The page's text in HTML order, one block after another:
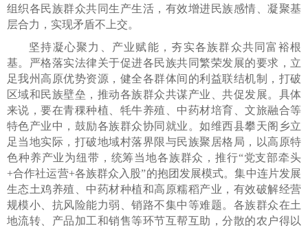
组织各民族群众共同生产生活，有效增进民族感情、凝聚基
层合力，实现矛盾不上交。
坚持凝心聚力、产业赋能，夯实各族群众共同富裕根
基。严格落实法律关于促进各民族共同繁荣发展的要求，立
足我州高原优势资源，健全各群体间的利益联结机制，打破
区域和民族壁垒，推动各族群众共谋产业、共促发展。具体
来说，要在青稞种植、牦牛养殖、中药材培育、文旅融合等
特色产业中，鼓励各族群众协同就业。如维西县攀天阁乡立
足当地实际，打破地域村落界限与民族聚居格局，以高原特
色种养产业为纽带，统筹当地各族群众，推行“党支部牵头
+合作社运营+各族群众入股”的抱团发展模式。集中连片发展
生态土鸡养殖、中药材种植和高原糯稻产业，有效破解经营
规模小、抗风险能力弱、销路不集中等难题。各族群众在土
地流转、产品加工和销售等环节互帮互助，分散的农户得以